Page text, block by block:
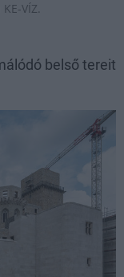
VÍZ.
belső tereit